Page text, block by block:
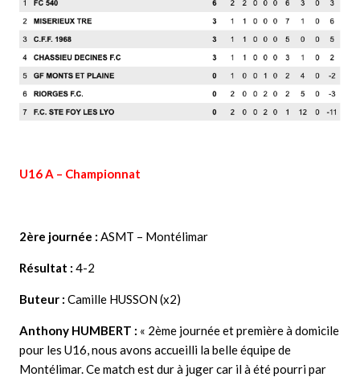
U16 A – Championnat
2ère journée : ASMT – Montélimar
Résultat : 4-2
Buteur : Camille HUSSON (x2)
Anthony HUMBERT : « 2ème journée et première à domicile
pour les U16, nous avons accueilli la belle équipe de
Montélimar. Ce match est dur à juger car il à été pourri par